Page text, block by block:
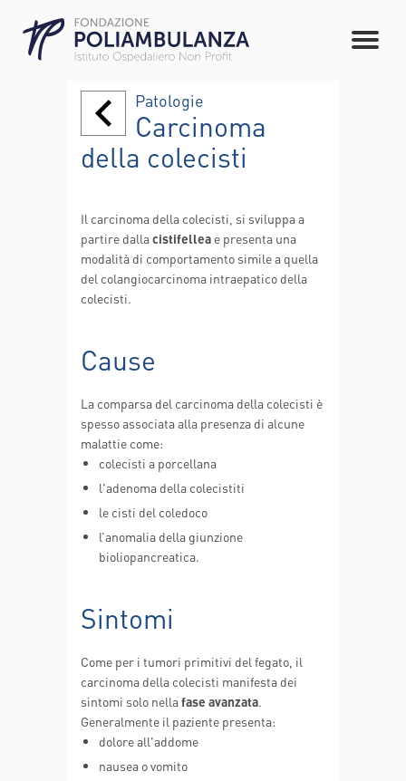
Patologie
Carcinoma
della colecisti
Il carcinoma della colecisti, si sviluppa a
partire dallacistifellea e presenta una
modalità di comportamento simile a quella
del colangiocarcinoma intraepatico della
colecisti.
Cause
La comparsa del carcinoma della colecisti è
spesso associata alla presenza di alcune
malattie come:
colecisti a porcellana
l'adenoma della colecistiti
le cisti del coledoco
l’anomalia della giunzione
bioliopancreatica.
Sintomi
Come per i tumori primitivi del fegato, il
carcinoma della colecisti manifesta dei
sintomi solo nellafase avanzata.
Generalmente il paziente presenta:
dolore all'addome
nausea o vomito